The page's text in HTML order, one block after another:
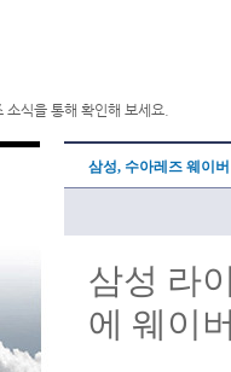
식을 통해 확인해 보세요.
삼성, 수아레즈 웨이
삼성 라
에 웨이